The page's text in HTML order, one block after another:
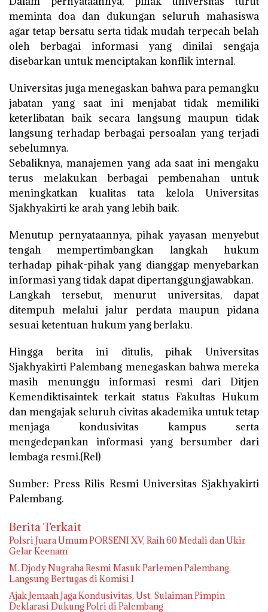
meminta doa dan dukungan seluruh mahasiswa
agar tetap bersatu serta tidak mudah terpecah belah
oleh berbagai informasi yang dinilai sengaja
disebarkan untuk menciptakan konflik internal.
Universitas juga menegaskan bahwa para pemangku
jabatan yang saat ini menjabat tidak memiliki
keterlibatan baik secara langsung maupun tidak
langsung terhadap berbagai persoalan yang terjadi
sebelumnya.
Sebaliknya, manajemen yang ada saat ini mengaku
terus melakukan berbagai pembenahan untuk
meningkatkan kualitas tata kelola Universitas
Sjakhyakirti ke arah yang lebih baik.
Menutup pernyataannya, pihak yayasan menyebut
tengah mempertimbangkan langkah hukum
terhadap pihak-pihak yang dianggap menyebarkan
informasi yang tidak dapat dipertanggungjawabkan.
Langkah tersebut, menurut universitas, dapat
ditempuh melalui jalur perdata maupun pidana
sesuai ketentuan hukum yang berlaku.
Hingga berita ini ditulis, pihak Universitas
Sjakhyakirti Palembang menegaskan bahwa mereka
masih menunggu informasi resmi dari Ditjen
Kemendiktisaintek terkait status Fakultas Hukum
dan mengajak seluruh civitas akademika untuk tetap
menjaga kondusivitas kampus serta
mengedepankan informasi yang bersumber dari
lembaga resmi.(Rel)
Sumber: Press Rilis Resmi Universitas Sjakhyakirti
Palembang.
Berita Terkait
Polsri Juara Umum PORSENI XV, Raih 60 Medali dan Ukir
Gelar Keenam
M. Djody Nugraha Resmi Masuk Parlemen Palembang,
Langsung Bertugas di Komisi I
Ajak Jemaah Jaga Kondusivitas, Ust. Sulaiman Pimpin
Deklarasi Dukung Polri di Palembang